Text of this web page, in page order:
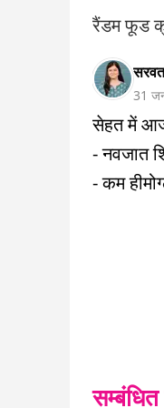
रैंडम फूड
सरवत
31
सेहत में
- नवजात
- कम